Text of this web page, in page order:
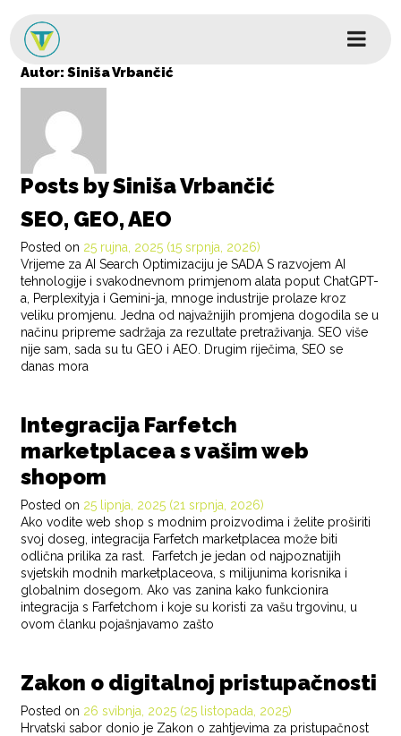
Glavni izbornik
Autor:Siniša Vrbančić
Posts by Siniša Vrbančić
SEO, GEO, AEO
Posted on 25 rujna, 2025 (15 srpnja, 2026)
Vrijeme za AI Search Optimizaciju je SADA S razvojem AI
tehnologije i svakodnevnom primjenom alata poput ChatGPT-
a, Perplexityja i Gemini-ja, mnoge industrije prolaze kroz
veliku promjenu. Jedna od najvažnijih promjena dogodila se u
načinu pripreme sadržaja za rezultate pretraživanja. SEO više
nije sam, sada su tu GEO i AEO. Drugim riječima, SEO se
danas mora
Integracija Farfetch
marketplacea s vašim web
shopom
Posted on 25 lipnja, 2025 (21 srpnja, 2026)
Ako vodite web shop s modnim proizvodima i želite proširiti
svoj doseg, integracija Farfetch marketplacea može biti
odlična prilika za rast. Farfetch je jedan od najpoznatijih
svjetskih modnih marketplaceova, s milijunima korisnika i
globalnim dosegom. Ako vas zanina kako funkcionira
integracija s Farfetchom i koje su koristi za vašu trgovinu, u
ovom članku pojašnjavamo zašto
Zakon o digitalnoj pristupačnosti
Posted on 26 svibnja, 2025 (25 listopada, 2025)
Hrvatski sabor donio je Zakon o zahtjevima za pristupačnost